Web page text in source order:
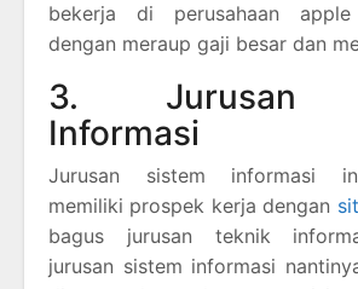
bekerja di perusahaan
dengan meraup gaji besar dan
3. Jurusan
Informasi
Jurusan sistem informasi
memiliki prospek kerja dengan
bagus jurusan teknik
jurusan sistem informasi